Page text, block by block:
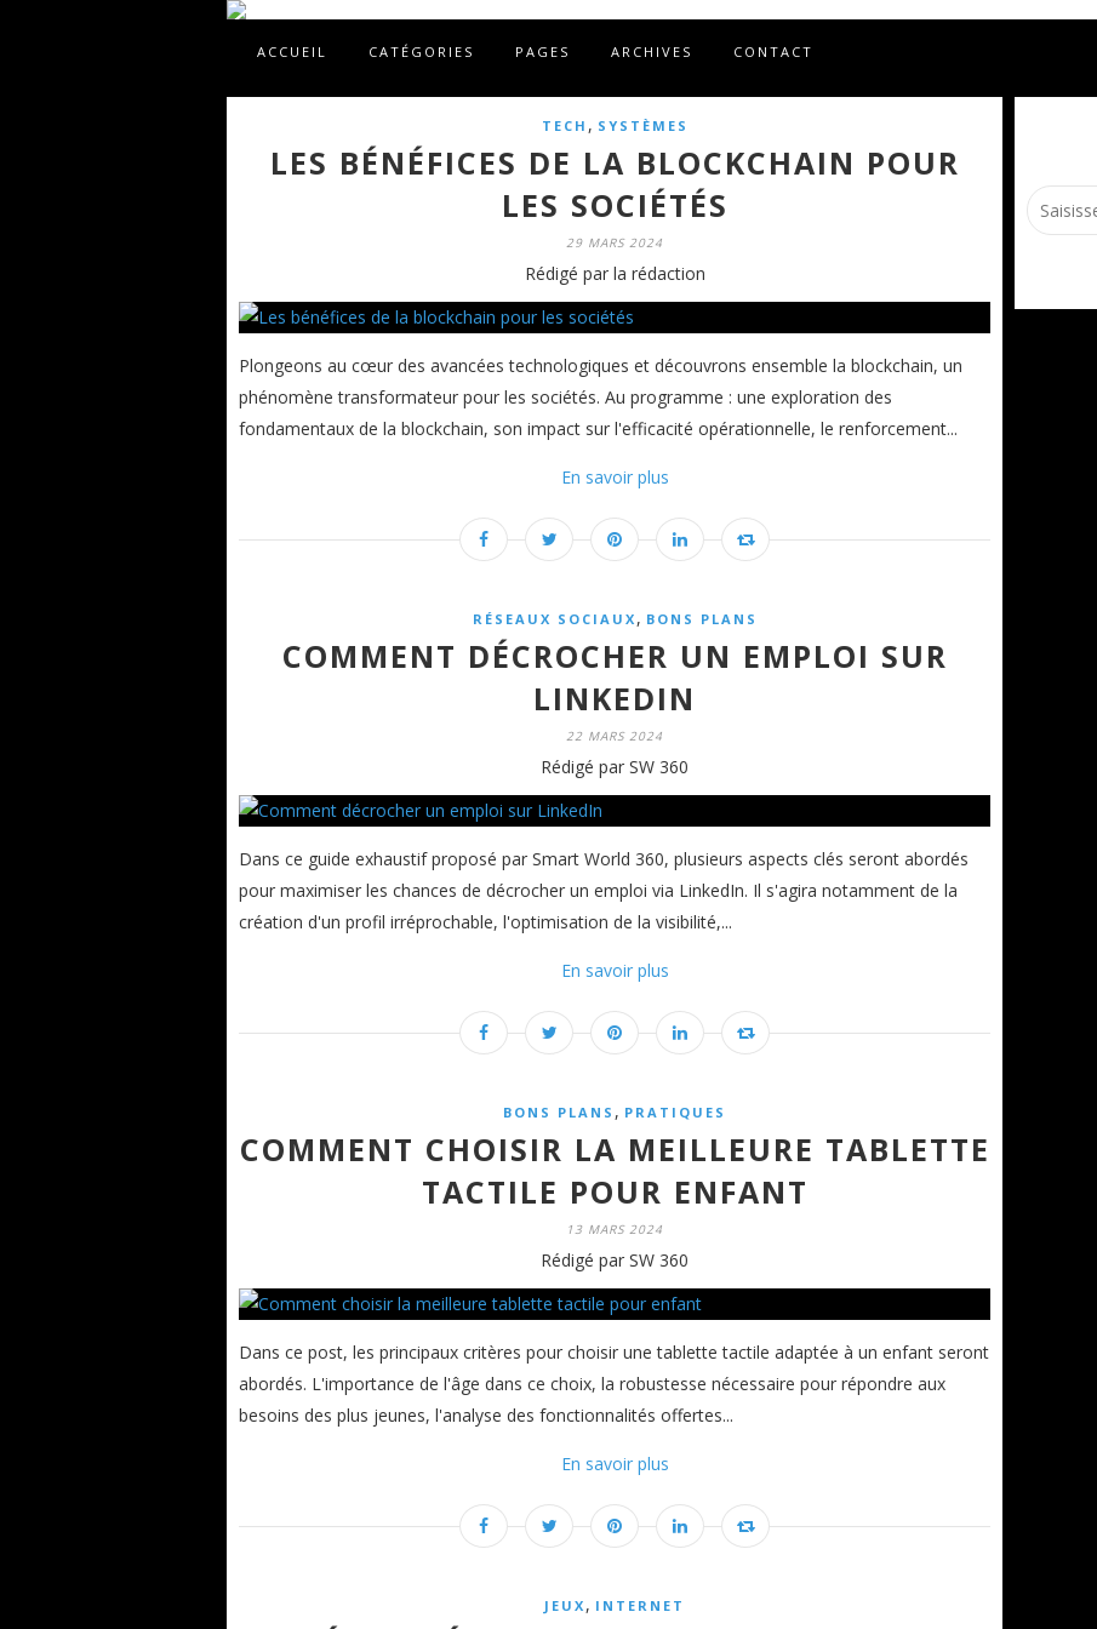
ACCUEIL CATÉGORIES PAGES ARCHIVES CONTACT
TECH , SYSTÈMES
LES BÉNÉFICES DE LA BLOCKCHAIN POUR
LES SOCIÉTÉS
29 MARS 2024
Rédigé par la rédaction
Plongeons au cœur des avancées technologiques et découvrons ensemble la blockchain, un
phénomène transformateur pour les sociétés. Au programme : une exploration des
fondamentaux de la blockchain, son impact sur l'efficacité opérationnelle, le renforcement...
En savoir plus
RÉSEAUX SOCIAUX , BONS PLANS
COMMENT DÉCROCHER UN EMPLOI SUR
LINKEDIN
22 MARS 2024
Rédigé par SW 360
Dans ce guide exhaustif proposé par Smart World 360, plusieurs aspects clés seront abordés
pour maximiser les chances de décrocher un emploi via LinkedIn. Il s'agira notamment de la
création d'un profil irréprochable, l'optimisation de la visibilité,...
En savoir plus
BONS PLANS , PRATIQUES
COMMENT CHOISIR LA MEILLEURE TABLETTE
TACTILE POUR ENFANT
13 MARS 2024
Rédigé par SW 360
Dans ce post, les principaux critères pour choisir une tablette tactile adaptée à un enfant seront
abordés. L'importance de l'âge dans ce choix, la robustesse nécessaire pour répondre aux
besoins des plus jeunes, l'analyse des fonctionnalités offertes...
En savoir plus
JEUX , INTERNET